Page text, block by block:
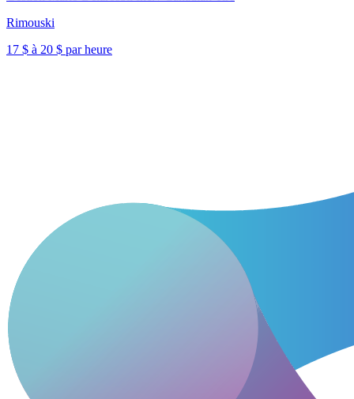
Rimouski
17 $ à 20 $ par heure